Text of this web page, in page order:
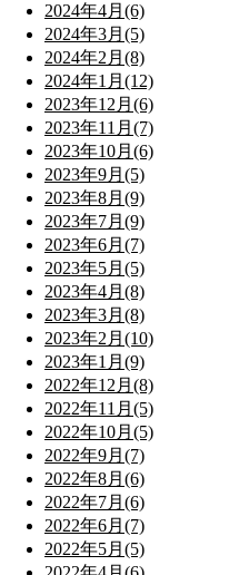
2024年4月(6)
2024年3月(5)
2024年2月(8)
2024年1月(12)
2023年12月(6)
2023年11月(7)
2023年10月(6)
2023年9月(5)
2023年8月(9)
2023年7月(9)
2023年6月(7)
2023年5月(5)
2023年4月(8)
2023年3月(8)
2023年2月(10)
2023年1月(9)
2022年12月(8)
2022年11月(5)
2022年10月(5)
2022年9月(7)
2022年8月(6)
2022年7月(6)
2022年6月(7)
2022年5月(5)